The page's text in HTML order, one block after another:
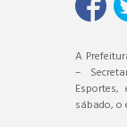
A
–
sábado, o